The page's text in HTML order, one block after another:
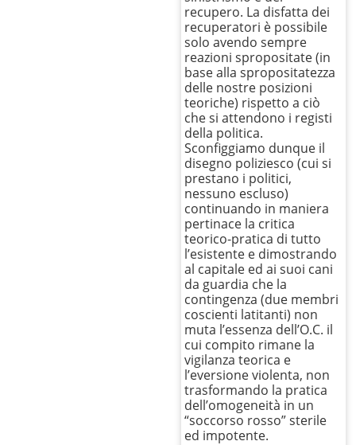
recupero. La disfatta dei
recuperatori è possibile
solo avendo sempre
reazioni spropositate (in
base alla spropositatezza
delle nostre posizioni
teoriche) rispetto a ciò
che si attendono i registi
della politica.
Sconfiggiamo dunque il
disegno poliziesco (cui si
prestano i politici,
nessuno escluso)
continuando in maniera
pertinace la critica
teorico-pratica di tutto
l’esistente e dimostrando
al capitale ed ai suoi cani
da guardia che la
contingenza (due membri
coscienti latitanti) non
muta l’essenza dell’O.C. il
cui compito rimane la
vigilanza teorica e
l’eversione violenta, non
trasformando la pratica
dell’omogeneità in un
“soccorso rosso” sterile
ed impotente.